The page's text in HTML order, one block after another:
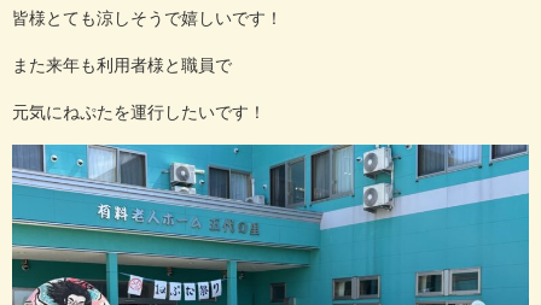
皆様とても涼しそうで嬉しいです！
また来年も利用者様と職員で
元気にねぷたを運行したいです！